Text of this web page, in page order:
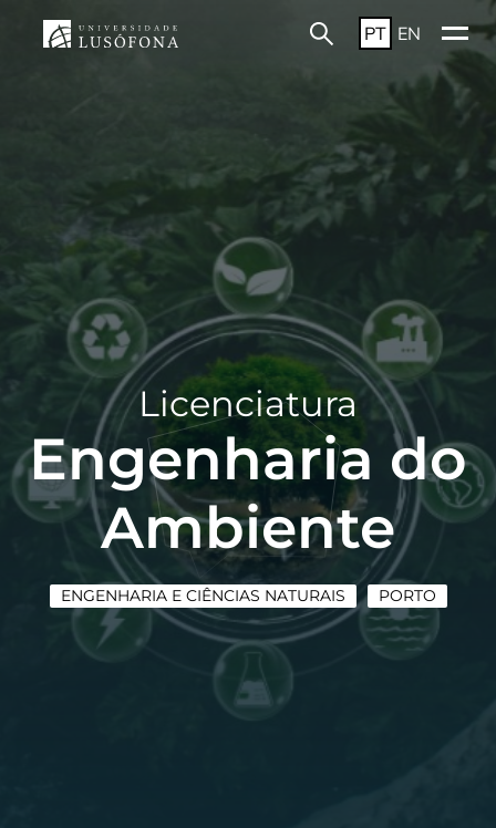
PT EN
Licenciatura
Engenharia do
Ambiente
ENGENHARIA E CIÊNCIAS NATURAIS PORTO